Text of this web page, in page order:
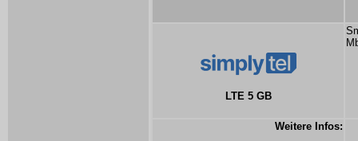
LTE 5 GB
Weitere Infos: